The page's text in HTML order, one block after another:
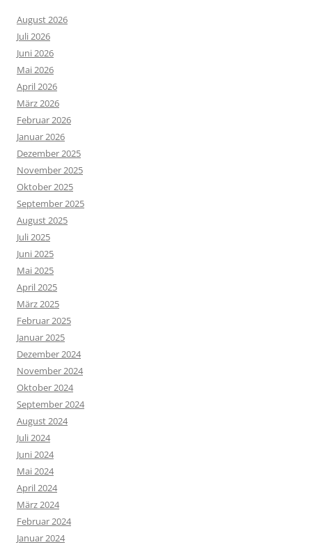
August 2026
Juli 2026
Juni 2026
Mai 2026
April 2026
März 2026
Februar 2026
Januar 2026
Dezember 2025
November 2025
Oktober 2025
September 2025
August 2025
Juli 2025
Juni 2025
Mai 2025
April 2025
März 2025
Februar 2025
Januar 2025
Dezember 2024
November 2024
Oktober 2024
September 2024
August 2024
Juli 2024
Juni 2024
Mai 2024
April 2024
März 2024
Februar 2024
Januar 2024